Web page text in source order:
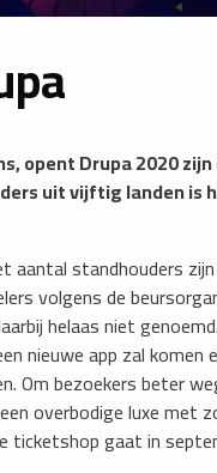
opent Drupa 2020
uit vijftig landen is
standhouders zijn
volgens de
helaas niet genoemd.
nieuwe app zal
Om bezoekers beter
overbodige luxe met
ticketshop gaat in